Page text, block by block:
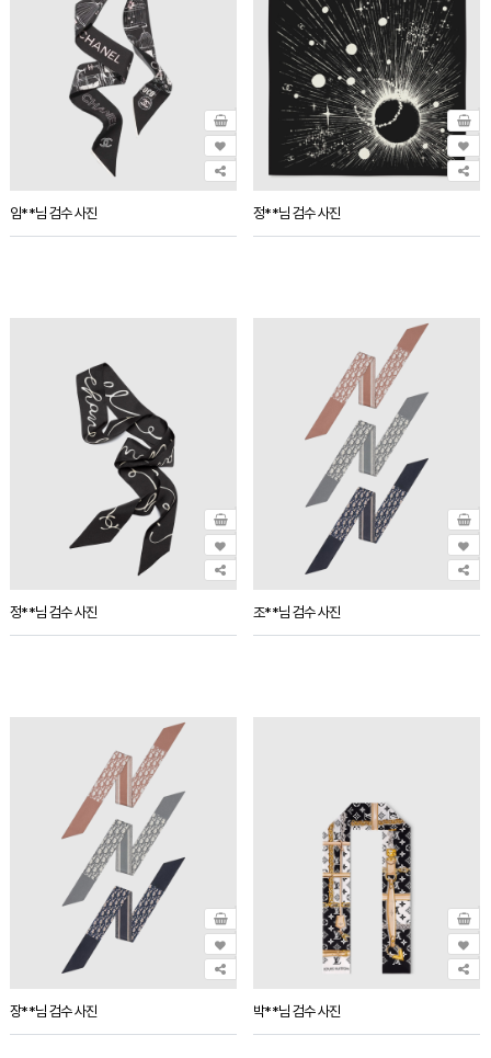
임**님 검수 사진 정**님 검수 사진
정**님 검수 사진 조**님 검수 사진
장**님 검수 사진 박**님 검수 사진